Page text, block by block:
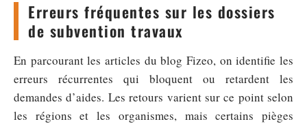
Erreurs fréquentes sur les dossiers
de subvention travaux
En parcourant les articles du blog Fizeo, on identifie les
erreurs récurrentes qui bloquent ou retardent les
demandes d’aides. Les retours varient sur ce point selon
les régions et les organismes, mais certains pièges